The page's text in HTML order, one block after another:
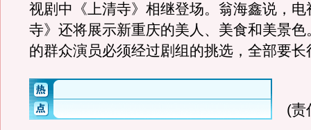
视剧中《上清寺》相继登场。翁海鑫说，电
寺》还将展示新重庆的美人、美食和美景色
的群众演员必须经过剧组的挑选，全部要长
(责